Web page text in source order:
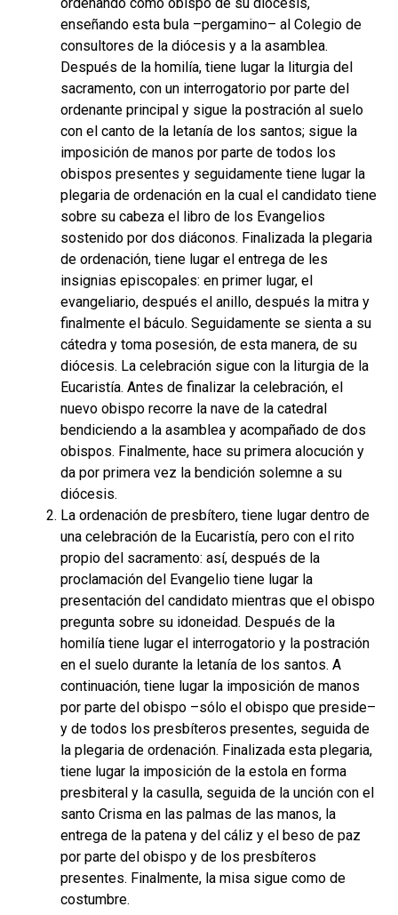
enseñando esta bula –pergamino– al Colegio de
consultores de la diócesis y a la asamblea.
Después de la homilía, tiene lugar la liturgia del
sacramento, con un interrogatorio por parte del
ordenante principal y sigue la postración al suelo
con el canto de la letanía de los santos; sigue la
imposición de manos por parte de todos los
obispos presentes y seguidamente tiene lugar la
plegaria de ordenación en la cual el candidato tiene
sobre su cabeza el libro de los Evangelios
sostenido por dos diáconos. Finalizada la plegaria
de ordenación, tiene lugar el entrega de les
insignias episcopales: en primer lugar, el
evangeliario, después el anillo, después la mitra y
finalmente el báculo. Seguidamente se sienta a su
cátedra y toma posesión, de esta manera, de su
diócesis. La celebración sigue con la liturgia de la
Eucaristía. Antes de finalizar la celebración, el
nuevo obispo recorre la nave de la catedral
bendiciendo a la asamblea y acompañado de dos
obispos. Finalmente, hace su primera alocución y
da por primera vez la bendición solemne a su
diócesis.
La ordenación de presbítero, tiene lugar dentro de
una celebración de la Eucaristía, pero con el rito
propio del sacramento: así, después de la
proclamación del Evangelio tiene lugar la
presentación del candidato mientras que el obispo
pregunta sobre su idoneidad. Después de la
homilía tiene lugar el interrogatorio y la postración
en el suelo durante la letanía de los santos. A
continuación, tiene lugar la imposición de manos
por parte del obispo –sólo el obispo que preside–
y de todos los presbíteros presentes, seguida de
la plegaria de ordenación. Finalizada esta plegaria,
tiene lugar la imposición de la estola en forma
presbiteral y la casulla, seguida de la unción con el
santo Crisma en las palmas de las manos, la
entrega de la patena y del cáliz y el beso de paz
por parte del obispo y de los presbíteros
presentes. Finalmente, la misa sigue como de
costumbre.